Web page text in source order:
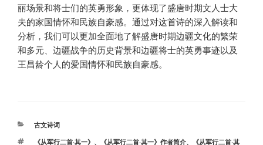
丽场景和将士们的英勇形象，更体现了盛唐时期文人士大
夫的家国情怀和民族自豪感。通过对这首诗的深入解读和
分析，我们可以更加全面地了解盛唐时期边疆文化的繁荣
和多元、边疆战争的历史背景和边疆将士的英勇事迹以及
王昌龄个人的爱国情怀和民族自豪感。
分
古文诗词
标《从军行二首·其一》 、 《从军行二首·其一》作者简介、
《从军行二首·其